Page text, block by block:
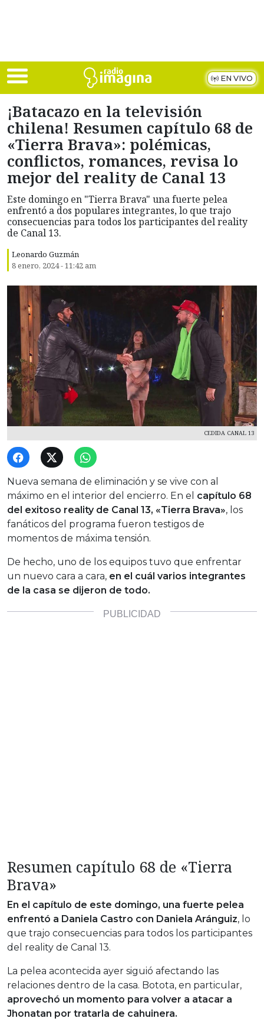
EN VIVO
¡Batacazo en la televisión
chilena! Resumen capítulo 68 de
«Tierra Brava»: polémicas,
conflictos, romances, revisa lo
mejor del reality de Canal 13
Este domingo en "Tierra Brava" una fuerte pelea
enfrentó a dos populares integrantes, lo que trajo
consecuencias para todos los participantes del reality
de Canal 13.
Leonardo Guzmán
8 enero, 2024 - 11:42 am
CEDIDA CANAL 13
Nueva semana de eliminación y se vive con al
máximo en el interior del encierro. En el capítulo 68
del exitoso reality de Canal 13, «Tierra Brava», los
fanáticos del programa fueron testigos de
momentos de máxima tensión.
De hecho, uno de los equipos tuvo que enfrentar
un nuevo cara a cara, en el cuál varios integrantes
de la casa se dijeron de todo.
Resumen capítulo 68 de «Tierra
Brava»
En el capítulo de este domingo, una fuerte pelea
enfrentó a Daniela Castro con Daniela Aránguiz, lo
que trajo consecuencias para todos los participantes
del reality de Canal 13.
La pelea acontecida ayer siguió afectando las
relaciones dentro de la casa. Botota, en particular,
aprovechó un momento para volver a atacar a
Jhonatan por tratarla de cahuinera.